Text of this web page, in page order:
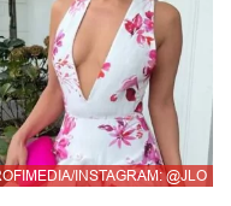
INSTAGRAM: @JLO